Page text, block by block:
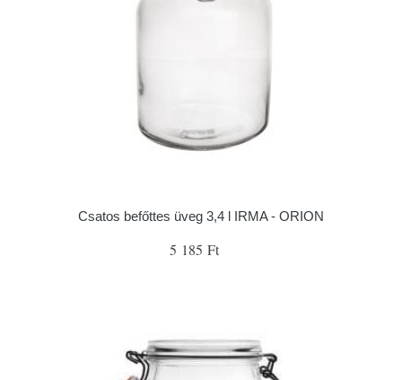
Csatos befőttes üveg 3,4 l IRMA - ORION
5 185 Ft